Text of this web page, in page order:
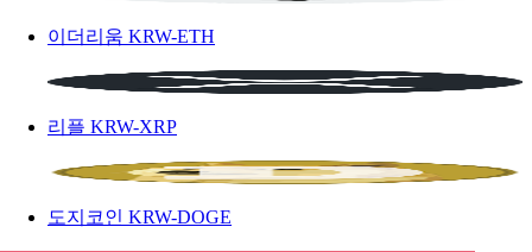
이더리움 KRW-ETH
리플 KRW-XRP
도지코인 KRW-DOGE